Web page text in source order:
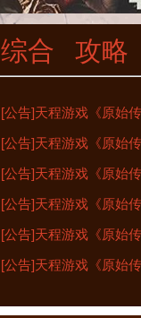
综合 攻略
[公告]天程游戏《原始
[公告]天程游戏《原始
[公告]天程游戏《原始
[公告]天程游戏《原始
[公告]天程游戏《原始
[公告]天程游戏《原始